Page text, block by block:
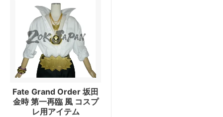
Fate Grand Order 坂田
金時 第一再臨 風 コスプ
レ用アイテム